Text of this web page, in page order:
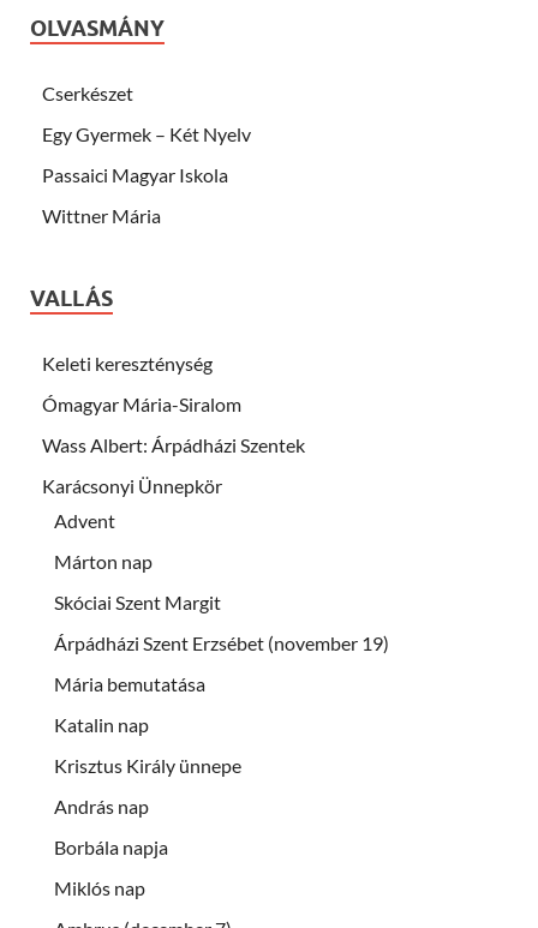
OLVASMÁNY
Cserkészet
Egy Gyermek – Két Nyelv
Passaici Magyar Iskola
Wittner Mária
VALLÁS
Keleti kereszténység
Ómagyar Mária-Siralom
Wass Albert: Árpádházi Szentek
Karácsonyi Ünnepkör
Advent
Márton nap
Skóciai Szent Margit
Árpádházi Szent Erzsébet (november 19)
Mária bemutatása
Katalin nap
Krisztus Király ünnepe
András nap
Borbála napja
Miklós nap